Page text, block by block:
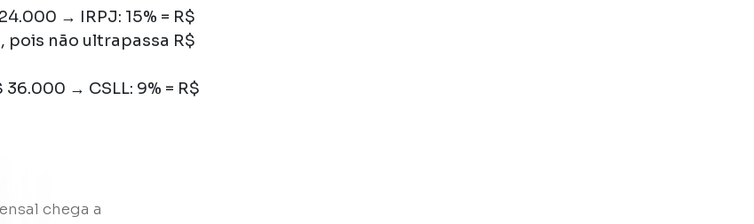
→ IRPJ: 15% = R$
pois não ultrapassa R$
36.000 → CSLL: 9% = R$
chega a